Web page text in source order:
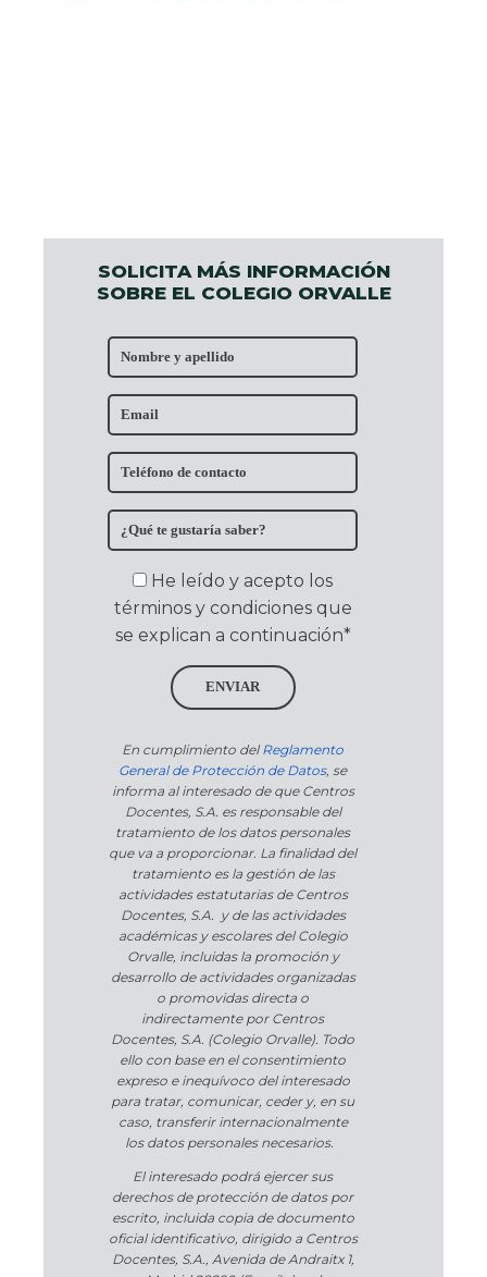
SOLICITA MÁS INFORMACIÓN
SOBRE EL COLEGIO ORVALLE
He leído y acepto los
términos y condiciones que
se explican a continuación*
ENVIAR
En cumplimiento delReglamento
General de Protección de Datos, se
informa al interesado de que Centros
Docentes, S.A. es responsable del
tratamiento de los datos personales
que va a proporcionar. La finalidad del
tratamiento es la gestión de las
actividades estatutarias de Centros
Docentes, S.A. y de las actividades
académicas y escolares del Colegio
Orvalle, incluidas la promoción y
desarrollo de actividades organizadas
o promovidas directa o
indirectamente por Centros
Docentes, S.A. (Colegio Orvalle). Todo
ello con base en el consentimiento
expreso e inequívoco del interesado
para tratar, comunicar, ceder y, en su
caso, transferir internacionalmente
los datos personales necesarios.
El interesado podrá ejercer sus
derechos de protección de datos por
escrito, incluida copia de documento
oficial identificativo, dirigido a Centros
Docentes, S.A., Avenida de Andraitx 1,